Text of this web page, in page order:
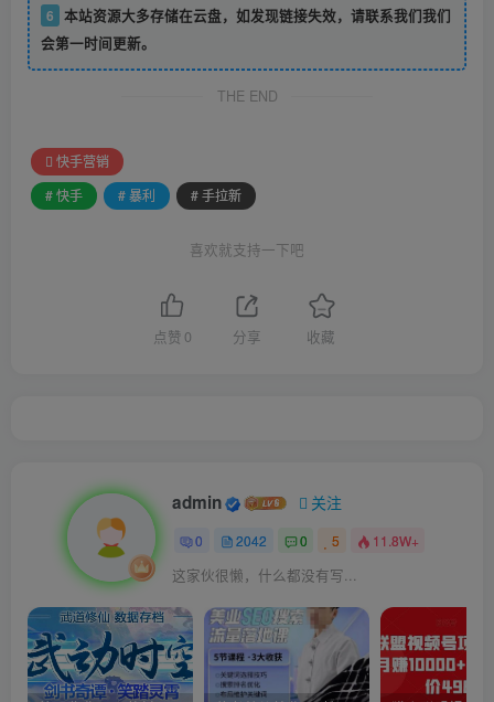
6 本站资源大多存储在云盘，如发现链接失效，请联系我们我们
会第一时间更新。
THE END
快手营销
# 快手
# 暴利 # 手拉新
喜欢就支持一下吧
点赞 0 分享 收藏
admin 关注
0 2042 0 5 11.8W+
这家伙很懒，什么都没有写...